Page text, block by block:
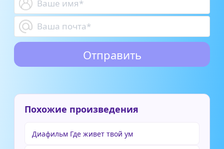
Похожие произведения
Диафильм Где живет твой ум